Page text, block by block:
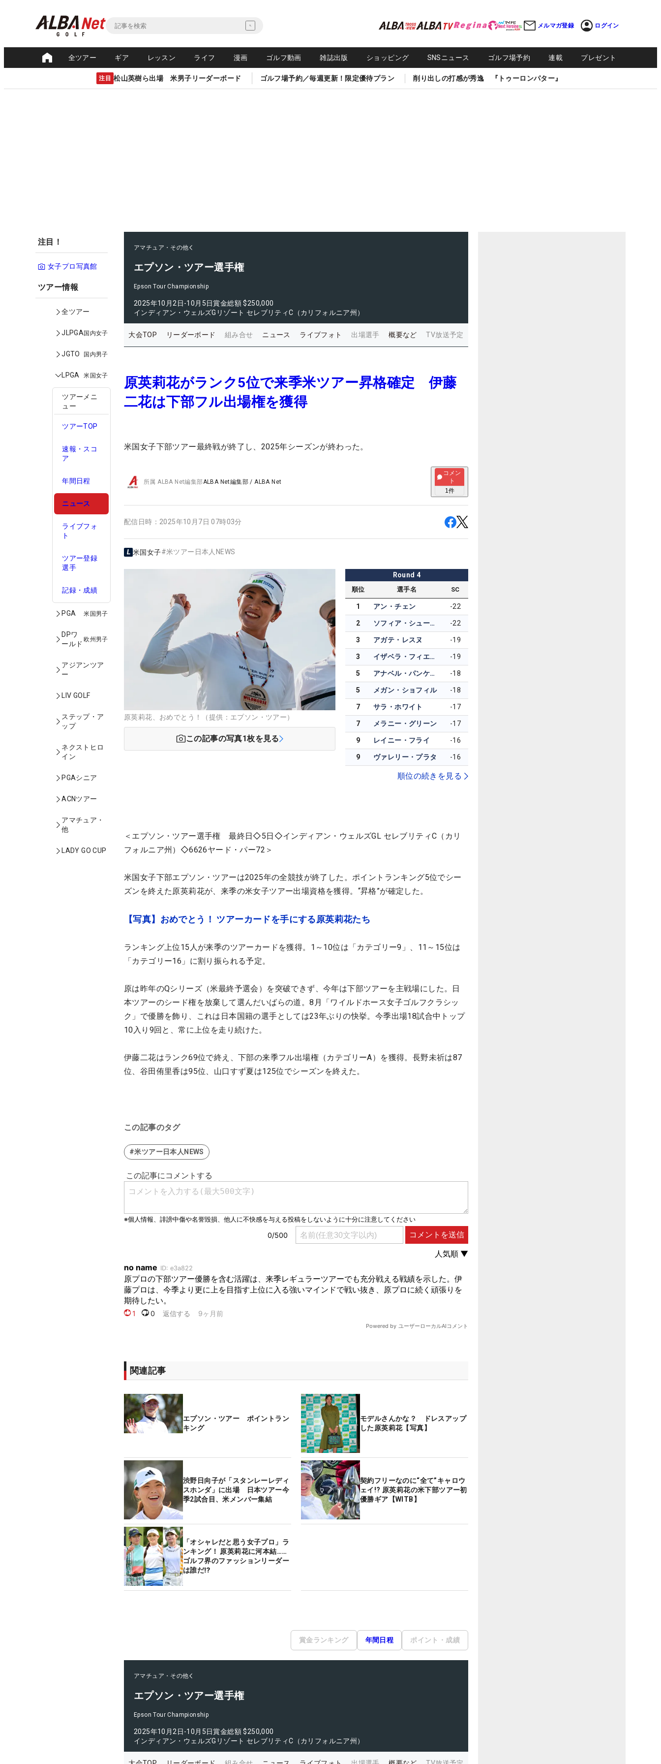
メルマガ登録 ログイン
全ツアー ギア レッスン ライフ 漫画 ゴルフ動画 雑誌出版 ショッピング SNSニュース ゴルフ場予約 連載 プレゼント
注目 松山英樹ら出場 米男子リーダーボード ゴルフ場予約／毎週更新！限定優待プラン 削り出しの打感が秀逸 『トゥーロンパター』
注目！
女子プロ写真館
ツアー情報
全ツアー
JLPGA国内女子
JGTO 国内男子
LPGA 米国女子
ツアーメニ
ュー
ツアーTOP
速報・スコ
ア
年間日程
ニュース
ライブフォ
ト
ツアー登録
選手
記録・成績
PGA 米国男子
DPワ
ールド
欧州男子
アジアンツア
ー
LIV GOLF
ステップ・ア
ップ
ネクストヒロ
イン
PGAシニア
ACNツアー
アマチュア・
他
LADY GO CUP
アマチュア・その他
エプソン・ツアー選手権
Epson Tour Championship
2025年10月2日-10月5日賞金総額 $250,000
インディアン・ウェルズGリゾート セレブリティC（カリフォルニア州）
大会TOP リーダーボード 組み合せ ニュース ライブフォト 出場選手 概要など TV放送予定
原英莉花がランク5位で来季米ツアー昇格確定 伊藤
二花は下部フル出場権を獲得
米国女子下部ツアー最終戦が終了し、2025年シーズンが終わった。
所属ALBA Net編集部ALBA Net編集部 /ALBA Net
コメン
ト
1件
配信日時： 2025年10月7日 07時03分
米国女子#米ツアー日本人NEWS
原英莉花、おめでとう！（提供：エプソン・ツアー）
この記事の写真1枚を見る
Round 4
順位 選手名 SC
1 アン・チェン -22
2 ソフィア・シューベルト -22
3 アガテ・レスヌ -19
3 イザベラ・フィエーロ -19
5 アナベル・パンケーキ -18
5 メガン・ショフィル -18
7 サラ・ホワイト -17
7 メラニー・グリーン -17
9 レイニー・フライ -16
9 ヴァレリー・プラタ -16
順位の続きを見る
＜エプソン・ツアー選手権 最終日◇5日◇インディアン・ウェルズGL セレブリティC（カリ
フォルニア州）◇6626ヤード・パー72＞
米国女子下部エプソン・ツアーは2025年の全競技が終了した。ポイントランキング5位でシー
ズンを終えた原英莉花が、来季の米女子ツアー出場資格を獲得。“昇格”が確定した。
【写真】おめでとう！ ツアーカードを手にする原英莉花たち
ランキング上位15人が来季のツアーカードを獲得。1～10位は「カテゴリー9」、11～15位は
「カテゴリー16」に割り振られる予定。
原は昨年のQシリーズ（米最終予選会）を突破できず、今年は下部ツアーを主戦場にした。日
本ツアーのシード権を放棄して選んだいばらの道。8月「ワイルドホース女子ゴルフクラシッ
ク」で優勝を飾り、これは日本国籍の選手としては23年ぶりの快挙。今季出場18試合中トップ
10入り9回と、常に上位を走り続けた。
伊藤二花はランク69位で終え、下部の来季フル出場権（カテゴリーA）を獲得。長野未祈は87
位、谷田侑里香は95位、山口すず夏は125位でシーズンを終えた。
この記事のタグ
#米ツアー日本人NEWS
関連記事
エプソン・ツアー ポイントラン
キング
モデルさんかな？ ドレスアップ
した原英莉花【写真】
渋野日向子が「スタンレーレディ
スホンダ」に出場 日本ツアー今
季2試合目、米メンバー集結
契約フリーなのに“全て”キャロウ
ェイ!? 原英莉花の米下部ツアー初
優勝ギア【WITB】
「オシャレだと思う女子プロ」ラ
ンキング！ 原英莉花に河本結……
ゴルフ界のファッションリーダー
は誰だ⁉
賞金ランキング 年間日程 ポイント・成績
アマチュア・その他
エプソン・ツアー選手権
Epson Tour Championship
2025年10月2日-10月5日賞金総額 $250,000
インディアン・ウェルズGリゾート セレブリティC（カリフォルニア州）